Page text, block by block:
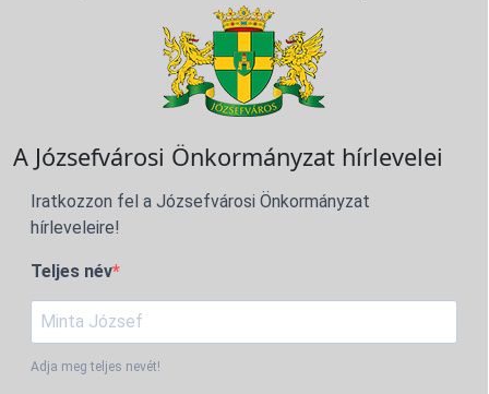
A Józsefvárosi Önkormányzat hírlevelei
Iratkozzon fel a Józsefvárosi Önkormányzat
hírleveleire!
Teljes név
Adja meg teljes nevét!